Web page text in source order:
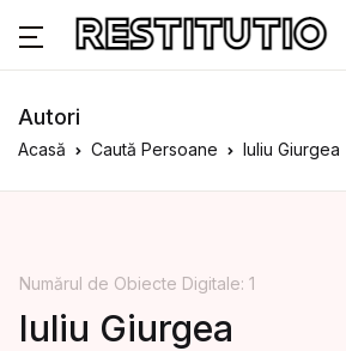
Autori
Acasă Caută Persoane Iuliu Giurgea
Numărul de Obiecte Digitale: 1
Iuliu Giurgea